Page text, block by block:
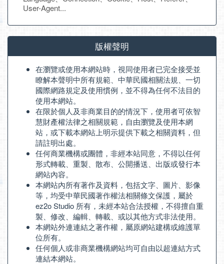
User-Agent...
版權聲明
在瀏覽或使用本網站時，視同使用者已完全接受並
瞭解本聲明中所有規範、中華民國相關法規、一切
國際網路規定及使用慣例，並不得為任何不法目的
使用本網站。
在限於個人及非商業目的的情況下，使用者可依智
慧財產權法律之相關規範，自由瀏覽及使用本網
站，或下載本網站上明示提供下載之相關資料，但
請註明出處。
任何商業機構或團體，非經本站同意，不得以任何
形式轉載、重製、散布、公開播送、出版或發行本
網站內容。
本網站內所有著作及資料，包括文字、圖片、影像
等，均受中華民國著作權法相關條文保護，屬於
ez2o Studio 所有，未經本站合法授權，不得擅自重
製、修改、編輯、轉載、或以其他方式非法使用。
本網站外連連結之著作權，屬原網站建構或維護單
位所有。
任何個人或非商業機構網站均可自由以超連結方式
連結本網站。